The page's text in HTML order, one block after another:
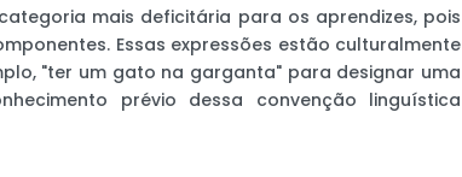
mais deficitária para os aprendizes, pois
Essas expressões estão culturalmente
"ter um gato na garganta" para designar uma
prévio dessa convenção linguística